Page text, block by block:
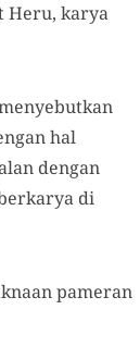
Heru, karya
hal
dengan
di
pameran